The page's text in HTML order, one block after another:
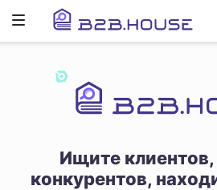
Развернуть
Ищите клиентов,
конкурентов,